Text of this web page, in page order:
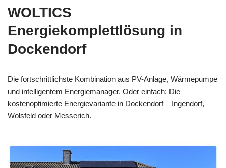
WOLTICS
Energiekomplettlösung in
Dockendorf
Die fortschrittlichste Kombination aus PV-Anlage, Wärmepumpe
und intelligentem Energiemanager. Oder einfach: Die
kostenoptimierte Energievariante in Dockendorf – Ingendorf,
Wolsfeld oder Messerich.